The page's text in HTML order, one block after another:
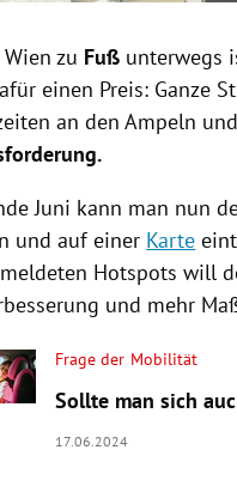
zu Fuß unterwegs
einen Preis: Ganze
an den Ampeln
Juni kann man nun
und auf einer Karte
Hotspots will
und mehr
Frage der Mobilität
Sollte man sich
17.06.2024